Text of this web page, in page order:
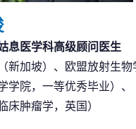
息医学科高级顾问医生
新加坡）、欧盟放射生
学院，一等优秀毕业）
床肿瘤学，英国）